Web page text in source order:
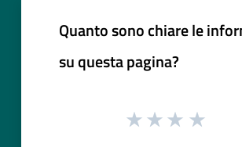
Quanto sono chiare le
su questa pagina?